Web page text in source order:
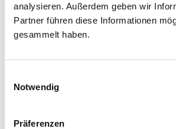
analysieren. Außerdem geben wir
Partner führen diese Informationen
gesammelt haben.
Notwendig
Präferenzen